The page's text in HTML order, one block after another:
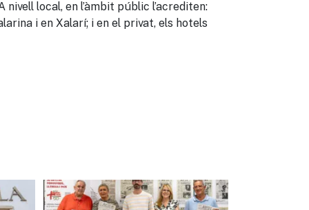
local, en l’àmbit públic l’acrediten:
i en Xalarí; i en el privat, els hotels